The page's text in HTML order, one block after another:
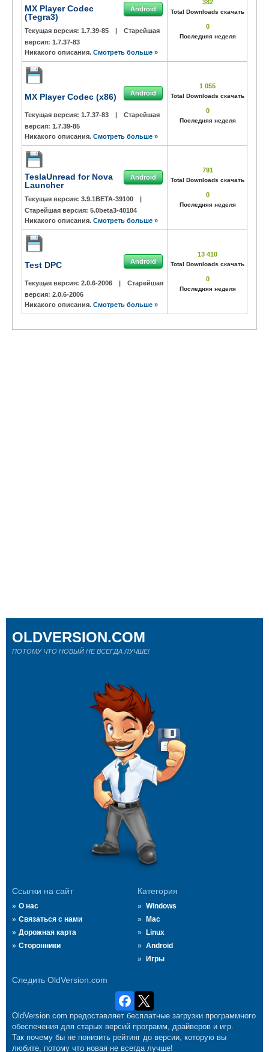
MX Player Codec
(Tegra3)
Android
Текущая версия: 1.7.39-85 |
Старейшая
версия: 1.7.37-83
Никакого описания. Смотреть больше »
382
Total Downloads скачать
0
Последняя неделя
MX Player Codec (x86) Android
Текущая версия: 1.7.37-83 |
Старейшая
версия: 1.7.39-85
Никакого описания. Смотреть больше »
1 055
Total Downloads скачать
0
Последняя неделя
TeslaUnread for Nova
Launcher
Android
Текущая версия: 3.9.1BETA-39100
|
Старейшая версия: 5.0beta3-40104
Никакого описания. Смотреть больше »
791
Total Downloads скачать
0
Последняя неделя
Test DPC Android
Текущая версия: 2.0.6-2006 |
Старейшая
версия: 2.0.6-2006
Никакого описания. Смотреть больше »
13 410
Total Downloads скачать
0
Последняя неделя
Ссылки на сайт
О нас
Связаться с нами
Дорожная карта
Сторонники
Категория
Windows
Mac
Linux
Android
Игры
Следить OldVersion.com
OLDVERSION.COM
ПОТОМУ ЧТО НОВЫЙ НЕ ВСЕГДА ЛУЧШЕ!
OldVersion.com предоставляет бесплатные загрузки программного
обеспечения для старых версий программ, драйверов и игр.
Так почему бы не понизить рейтинг до версии, которую вы
любите, потому что новая не всегда лучше!